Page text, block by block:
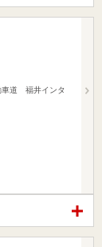
車道 福井インタ